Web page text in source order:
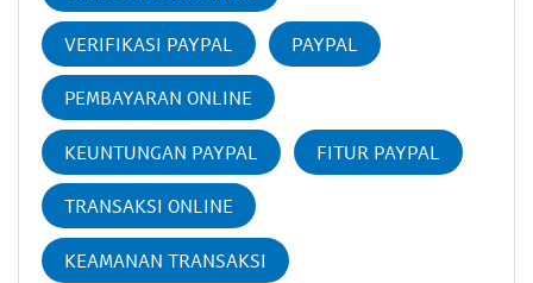
VERIFIKASI PAYPAL PAYPAL
PEMBAYARAN ONLINE
KEUNTUNGAN PAYPAL FITUR PAYPAL
TRANSAKSI ONLINE
KEAMANAN TRANSAKSI